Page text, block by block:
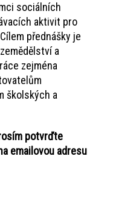
sociálních
aktivit pro
přednášky je
a
zejména
školských a
potvrďte
emailovou adresu